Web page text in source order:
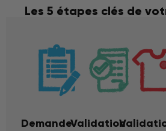
Les 5 étapes clés de
DemandeValidation